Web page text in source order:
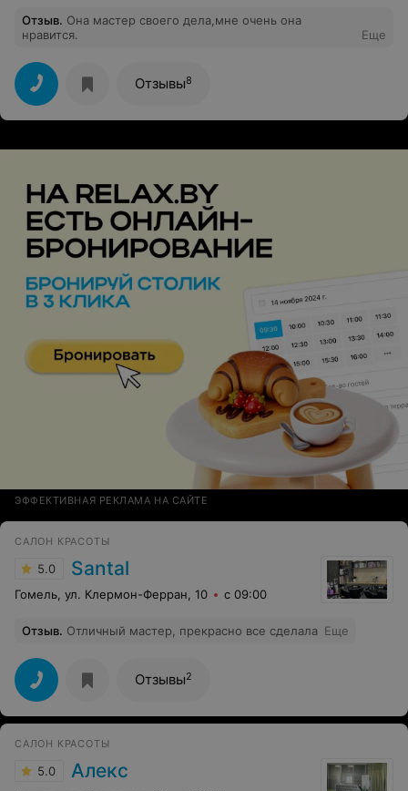
Отзыв. Она мастер своего дела,мне очень она
нравится.
Еще
Отзывы8
ЭФФЕКТИВНАЯ РЕКЛАМА НА САЙТЕ
САЛОН КРАСОТЫ
5.0 Santal
Гомель, ул. Клермон-Ферран, 10 с 09:00
Отзыв. Отличный мастер, прекрасно все сделала Еще
Отзывы2
САЛОН КРАСОТЫ
5.0 Алекс